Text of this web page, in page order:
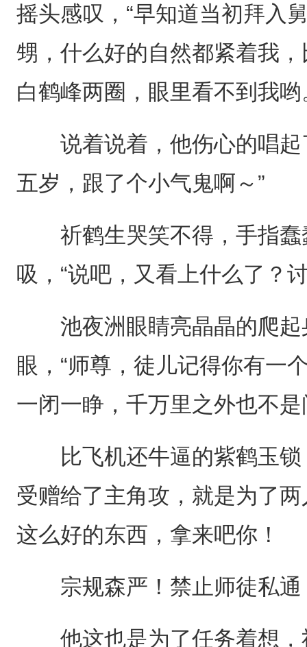
摇头感叹，“早知道当初拜入
甥，什么好的自然都紧着我
白鹤峰两圈，眼里看不到我哟
说着说着，他伤心的唱起
五岁，跟了个小气鬼啊～”
祈鹤生哭笑不得，手指蠢
吸，“说吧，又看上什么了？
池夜洲眼睛亮晶晶的爬起
眼，“师尊，徒儿记得你有一
一闭一睁，千万里之外也不是
比飞机还牛逼的紫鹤玉锁
受赠给了主角攻，就是为了
这么好的东西，拿来吧你！
宗规森严！禁止师徒私通
他这也是为了任务着想，